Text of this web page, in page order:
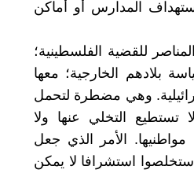
المدارس أو أماكن
للقضية الفلسطينية؛
بلادهم الخارجية؛ معها
وهي مضطرة لتحمل
التخلي عنها ولا
الأمر الذي جعل
استشرافا لا يمكن